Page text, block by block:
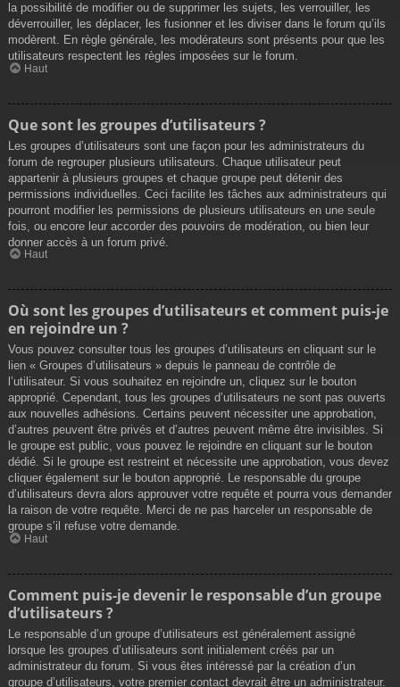
la possibilité de modifier ou de supprimer les sujets, les verrouiller, les
déverrouiller, les déplacer, les fusionner et les diviser dans le forum qu’ils
modèrent. En règle générale, les modérateurs sont présents pour que les
utilisateurs respectent les règles imposées sur le forum.
Haut
Que sont les groupes d’utilisateurs ?
Les groupes d’utilisateurs sont une façon pour les administrateurs du
forum de regrouper plusieurs utilisateurs. Chaque utilisateur peut
appartenir à plusieurs groupes et chaque groupe peut détenir des
permissions individuelles. Ceci facilite les tâches aux administrateurs qui
pourront modifier les permissions de plusieurs utilisateurs en une seule
fois, ou encore leur accorder des pouvoirs de modération, ou bien leur
donner accès à un forum privé.
Haut
Où sont les groupes d’utilisateurs et comment puis-je
en rejoindre un ?
Vous pouvez consulter tous les groupes d’utilisateurs en cliquant sur le
lien « Groupes d’utilisateurs » depuis le panneau de contrôle de
l’utilisateur. Si vous souhaitez en rejoindre un, cliquez sur le bouton
approprié. Cependant, tous les groupes d’utilisateurs ne sont pas ouverts
aux nouvelles adhésions. Certains peuvent nécessiter une approbation,
d’autres peuvent être privés et d’autres peuvent même être invisibles. Si
le groupe est public, vous pouvez le rejoindre en cliquant sur le bouton
dédié. Si le groupe est restreint et nécessite une approbation, vous devez
cliquer également sur le bouton approprié. Le responsable du groupe
d’utilisateurs devra alors approuver votre requête et pourra vous demander
la raison de votre requête. Merci de ne pas harceler un responsable de
groupe s’il refuse votre demande.
Haut
Comment puis-je devenir le responsable d’un groupe
d’utilisateurs ?
Le responsable d’un groupe d’utilisateurs est généralement assigné
lorsque les groupes d’utilisateurs sont initialement créés par un
administrateur du forum. Si vous êtes intéressé par la création d’un
groupe d’utilisateurs, votre premier contact devrait être un administrateur.